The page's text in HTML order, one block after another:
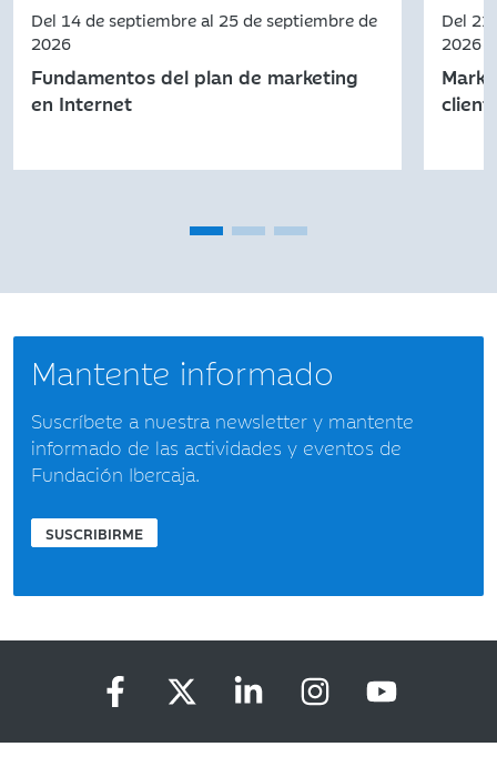
Del 14 de septiembre al 25 de septiembre de
2026
Fundamentos del plan de marketing
en Internet
Del
2026
Mantente informado
Suscríbete a nuestra newsletter y mantente
informado de las actividades y eventos de
Fundación Ibercaja.
SUSCRIBIRME